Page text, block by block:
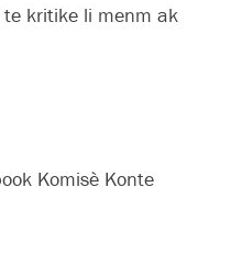
te kritike li menm ak
Komisè Konte